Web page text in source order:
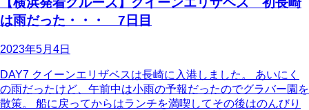
は雨だった・・・ 7日目
2023年5月4日
DAY7 クイーンエリザベスは長崎に入港しました。 あいにく
の雨だったけど、午前中は小雨の予報だったのでグラバー園を
散策。 船に戻ってからはランチを満喫してその後はのんびり